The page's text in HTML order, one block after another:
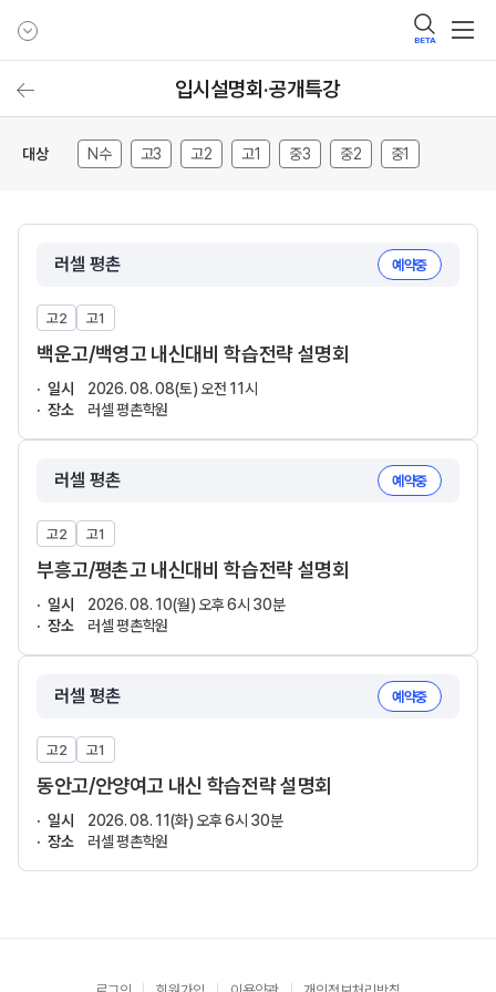
BETA
입시설명회·공개특강
대상 N수 고3 고2 고1 중3 중2 중1
러셀 평촌 예약중
고2 고1
백운고/백영고 내신대비 학습전략 설명회
일시
2026. 08. 08(토) 오전 11시
장소
러셀 평촌학원
러셀 평촌 예약중
고2 고1
부흥고/평촌고 내신대비 학습전략 설명회
일시
2026. 08. 10(월) 오후 6시 30분
장소
러셀 평촌학원
러셀 평촌 예약중
고2 고1
동안고/안양여고 내신 학습전략 설명회
일시
2026. 08. 11(화) 오후 6시 30분
장소
러셀 평촌학원